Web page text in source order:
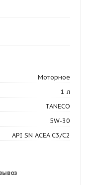
Моторное
1 л
TANECO
5W-30
API SN ACEA C3/C2